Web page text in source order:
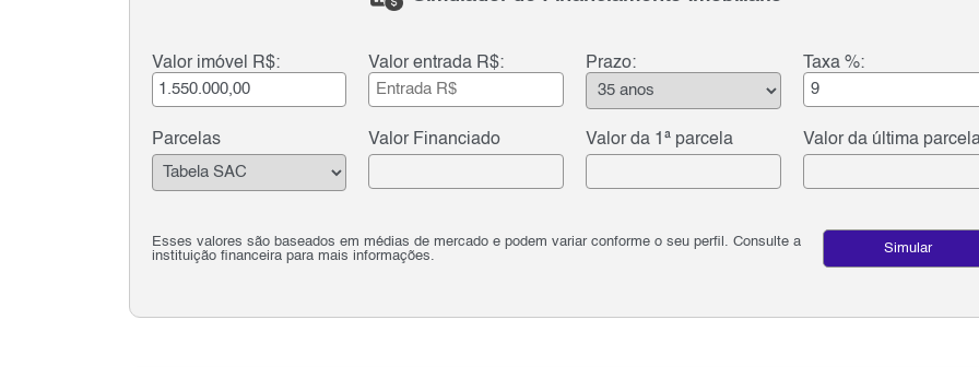
Valor imóvel R$: Valor entrada R$: Prazo: Taxa %:
Parcelas Valor Financiado Valor da 1ª parcela Valor da última
Esses valores são baseados em médias de mercado e podem variar conforme o seu perfil. Consulte a
instituição financeira para mais informações.
Simular